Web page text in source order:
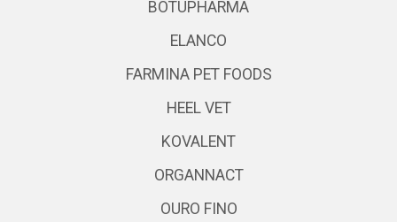
BOTUPHARMA
ELANCO
FARMINA PET FOODS
HEEL VET
KOVALENT
ORGANNACT
OURO FINO